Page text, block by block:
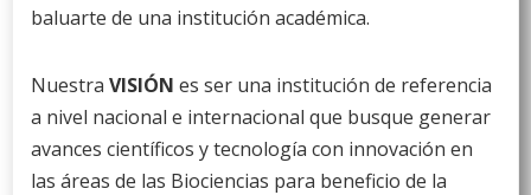
baluarte de una institución académica.
Nuestra VISIÓN es ser una institución de referencia
a nivel nacional e internacional que busque generar
avances científicos y tecnología con innovación en
las áreas de las Biociencias para beneficio de la